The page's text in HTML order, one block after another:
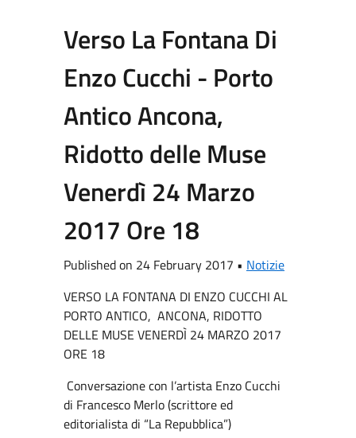
Verso La Fontana Di
Enzo Cucchi - Porto
Antico Ancona,
Ridotto delle Muse
Venerdì 24 Marzo
2017 Ore 18
Published on 24 February 2017 • Notizie
VERSO LA FONTANA DI ENZO CUCCHI AL
PORTO ANTICO, ANCONA, RIDOTTO
DELLE MUSE VENERDÌ 24 MARZO 2017
ORE 18
Conversazione con l’artista Enzo Cucchi
di Francesco Merlo (scrittore ed
editorialista di “La Repubblica”)